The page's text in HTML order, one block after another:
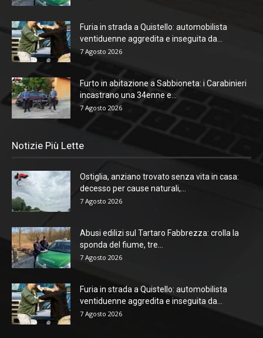
Furia in strada a Quistello: automobilista
ventiduenne aggredita e inseguita da...
7 Agosto 2026
Furto in abitazione a Sabbioneta: i Carabinieri
incastrano una 34enne e...
7 Agosto 2026
Notizie Più Lette
Ostiglia, anziano trovato senza vita in casa:
decesso per cause naturali,...
7 Agosto 2026
Abusi edilizi sul Tartaro Fabbrezza: crolla la
sponda del fiume, tre...
7 Agosto 2026
Furia in strada a Quistello: automobilista
ventiduenne aggredita e inseguita da...
7 Agosto 2026